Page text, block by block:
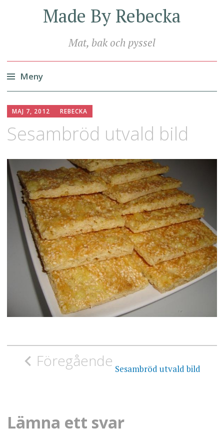
Made By Rebecka
Mat, bak och pyssel
Meny
till
MAJ 7, 2012 REBECKA
Sesambröd utvald bild
Inläggsnavigering
Föregående Sesambröd utvald bild
Lämna ett svar